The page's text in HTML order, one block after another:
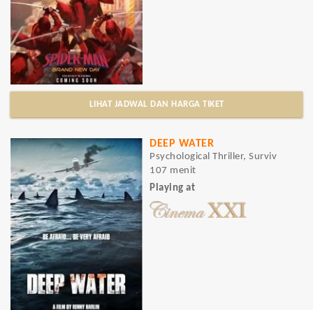
LIHAT JADWAL DAN HARGA TIKET
DEEP WATER
Psychological Thriller, Surviv
107 menit
Playing at